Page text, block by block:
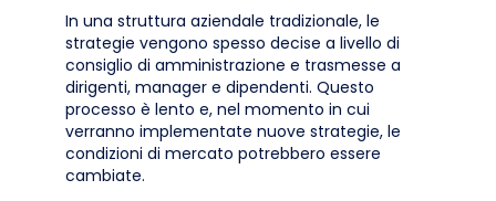
In una struttura aziendale tradizionale, le
strategie vengono spesso decise a livello di
consiglio di amministrazione e trasmesse a
dirigenti, manager e dipendenti. Questo
processo è lento e, nel momento in cui
verranno implementate nuove strategie, le
condizioni di mercato potrebbero essere
cambiate.